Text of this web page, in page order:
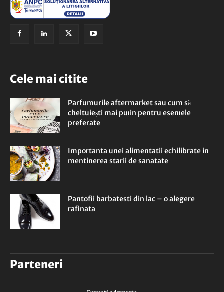
Cele mai citite
Parfumurile aftermarket sau cum să
cheltuiești mai puțin pentru esențele
preferate
Importanta unei alimentatii echilibrate in
mentinerea starii de sanatate
Pantofii barbatesti din lac – o alegere
rafinata
Parteneri